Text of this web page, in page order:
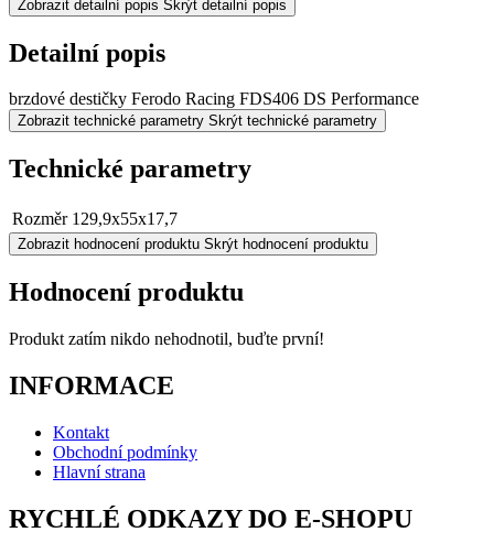
Zobrazit detailní popis Skrýt detailní popis
Detailní popis
brzdové destičky Ferodo Racing FDS406 DS Performance
Zobrazit technické parametry Skrýt technické parametry
Technické parametry
Rozměr 129,9x55x17,7
Zobrazit hodnocení produktu Skrýt hodnocení produktu
Hodnocení produktu
Produkt zatím nikdo nehodnotil, buďte první!
INFORMACE
Kontakt
Obchodní podmínky
Hlavní strana
RYCHLÉ ODKAZY DO E-SHOPU